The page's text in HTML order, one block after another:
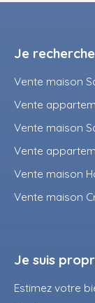
Je
Vente maison
Vente
Vente maison
Vente
Vente maison
Vente maison
Je suis
Estimez votre